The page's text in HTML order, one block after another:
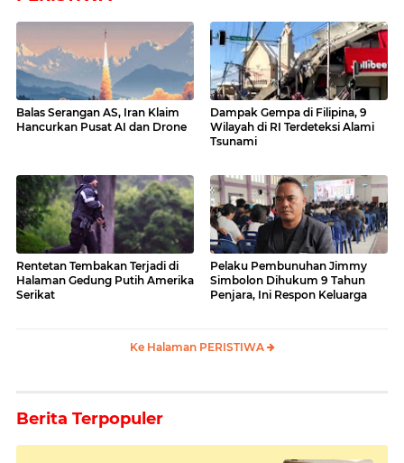
Balas Serangan AS, Iran Klaim
Hancurkan Pusat AI dan Drone
Dampak Gempa di Filipina, 9
Wilayah di RI Terdeteksi Alami
Tsunami
Rentetan Tembakan Terjadi di
Halaman Gedung Putih Amerika
Serikat
Pelaku Pembunuhan Jimmy
Simbolon Dihukum 9 Tahun
Penjara, Ini Respon Keluarga
Ke Halaman PERISTIWA
Berita Terpopuler